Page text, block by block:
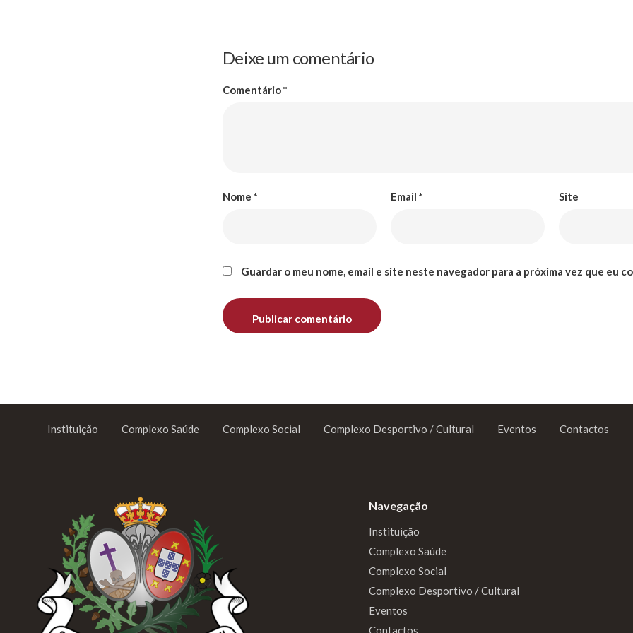
Deixe um comentário
Comentário*
Nome * Email * Site
Guardar o meu nome, email e site neste navegador para a próxima vez que eu
Instituição Complexo Saúde Complexo Social Complexo Desportivo / Cultural Eventos Contactos
Navegação
Instituição
Complexo Saúde
Complexo Social
Complexo Desportivo / Cultural
Eventos
Contactos